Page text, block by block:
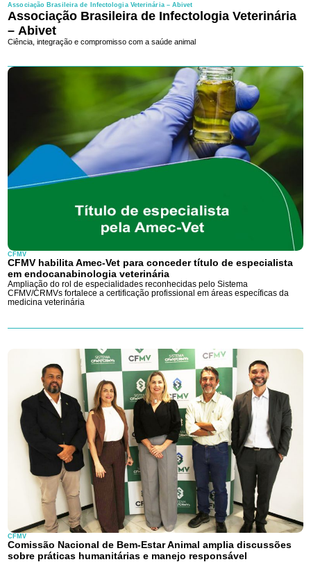
Associação Brasileira de Infectologia Veterinária – Abivet
Associação Brasileira de Infectologia Veterinária
– Abivet
Ciência, integração e compromisso com a saúde animal
CFMV
CFMV habilita Amec-Vet para conceder título de especialista
em endocanabinologia veterinária
Ampliação do rol de especialidades reconhecidas pelo Sistema
CFMV/CRMVs fortalece a certificação profissional em áreas específicas da
medicina veterinária
CFMV
Comissão Nacional de Bem-Estar Animal amplia discussões
sobre práticas humanitárias e manejo responsável